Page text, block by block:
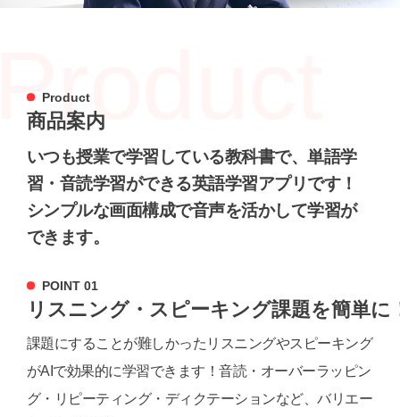
Product
商品案内
いつも授業で学習している教科書で、単語学
習・音読学習ができる英語学習アプリです！
シンプルな画面構成で音声を活かして学習が
できます。
POINT 01
リスニング・スピーキング課題を簡単に
課題にすることが難しかったリスニングやスピーキング
がAIで効果的に学習できます！音読・オーバーラッピン
グ・リピーティング・ディクテーションなど、バリエー